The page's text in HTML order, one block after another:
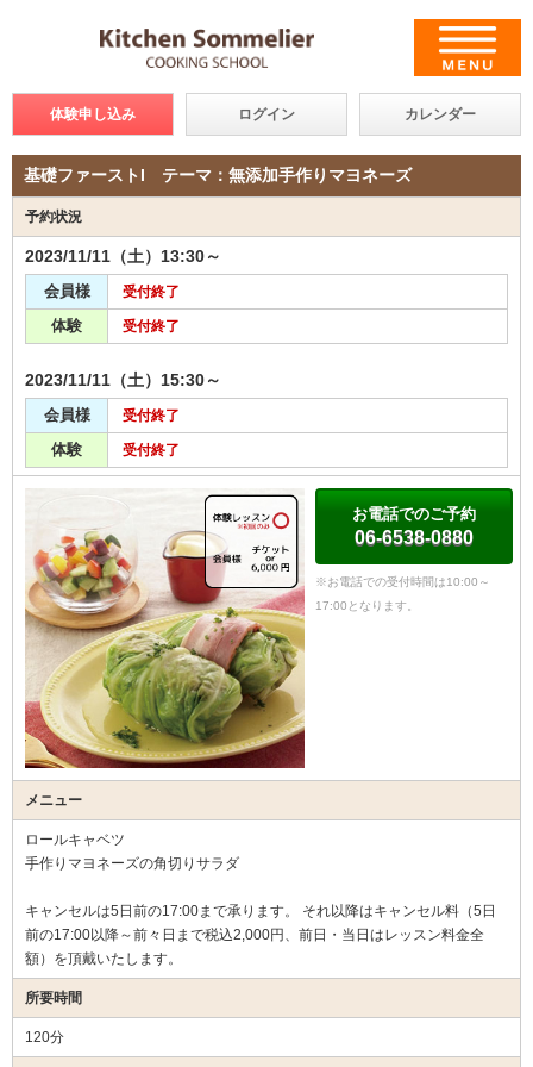
体験申し込み ログイン カレンダー
基礎ファーストI テーマ：無添加手作りマヨネーズ
予約状況
2023/11/11（土）13:30～
会員様 受付終了
体験 受付終了
2023/11/11（土）15:30～
会員様 受付終了
体験 受付終了
お電話でのご予約
06-6538-0880
※お電話での受付時間は10:00～
17:00となります。
メニュー
ロールキャベツ
手作りマヨネーズの角切りサラダ
キャンセルは5日前の17:00まで承ります。 それ以降はキャンセル料（5日
前の17:00以降～前々日まで税込2,000円、前日・当日はレッスン料金全
額）を頂戴いたします。
所要時間
120分